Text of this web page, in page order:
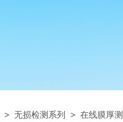
> 无损检测系列 > 在线膜厚